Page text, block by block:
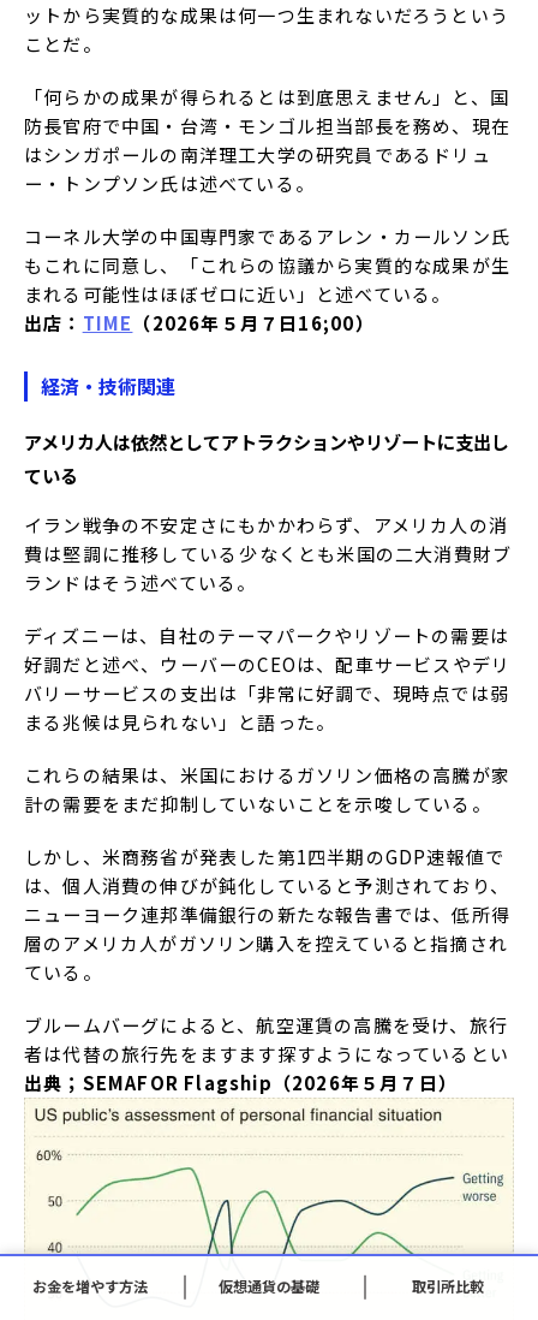
ットから実質的な成果は何一つ生まれないだろうという
ことだ。
「何らかの成果が得られるとは到底思えません」と、国
防長官府で中国・台湾・モンゴル担当部長を務め、現在
はシンガポールの南洋理工大学の研究員であるドリュ
ー・トンプソン氏は述べている。
コーネル大学の中国専門家であるアレン・カールソン氏
もこれに同意し、「これらの協議から実質的な成果が生
まれる可能性はほぼゼロに近い」と述べている。
出店： TIME （2026年５月７日16;00）
経済・技術関連
アメリカ人は依然としてアトラクションやリゾートに支出し
ている
イラン戦争の不安定さにもかかわらず、アメリカ人の消
費は堅調に推移している――少なくとも米国の二大消費財ブ
ランドはそう述べている。
ディズニーは、自社のテーマパークやリゾートの需要は
好調だと述べ、ウーバーのCEOは、配車サービスやデリ
バリーサービスの支出は「非常に好調で、現時点では弱
まる兆候は見られない」と語った。
これらの結果は、米国におけるガソリン価格の高騰が家
計の需要をまだ抑制していないことを示唆している。
しかし、米商務省が発表した第1四半期のGDP速報値で
は、個人消費の伸びが鈍化していると予測されており、
ニューヨーク連邦準備銀行の新たな報告書では、低所得
層のアメリカ人がガソリン購入を控えていると指摘され
ている。
ブルームバーグによると、航空運賃の高騰を受け、旅行
者は代替の旅行先をますます探すようになっているとい
出典；SEMAFOR Flagship（2026年５月７日）
お金を増やす方法 仮想通貨の基礎 取引所比較